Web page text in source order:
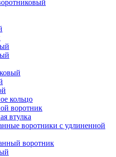
кольцо
воротник
втулка
воротники с удлиненной
воротник